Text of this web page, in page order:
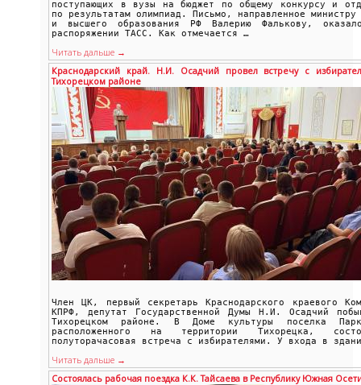
поступающих в вузы на бюджет по общему конкурсу и
по результатам олимпиад. Письмо, направленное министру
и высшего образования РФ Валерию Фалькову,
распоряжении ТАСС. Как отмечается …
Читать дальше →
Краснодарский край. Н.И. Осадчий провел встречу с
Тихорецком районе
Член ЦК, первый секретарь Краснодарского краевого
КПРФ, депутат Государственной Думы Н.И. Осадчий
Тихорецком районе. В Доме культуры поселка
расположенного на территории Тихорецка,
полуторачасовая встреча с избирателями. У входа в
Читать дальше →
Состоялась рабочая поездка К.К. Тайсаева в Республику Южная